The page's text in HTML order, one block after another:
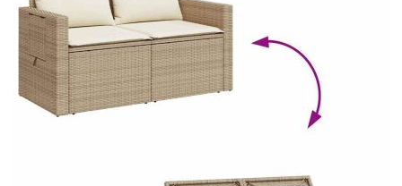
Размери на водоустойчивата чанта: 55 x 53
x 34 см (Д x Ш x В)
Максимален капацитет на теглото (на
седалка): 110 кг
UV устойчив